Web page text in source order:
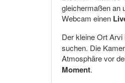
gleichermaßen an
Webcam einen
Der kleine Ort
suchen. Die
Atmosphäre vor
Moment.